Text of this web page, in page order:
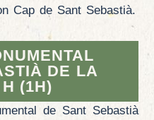
Cap de Sant Sebastià.
DE LA
(1H)
de Sant Sebastià